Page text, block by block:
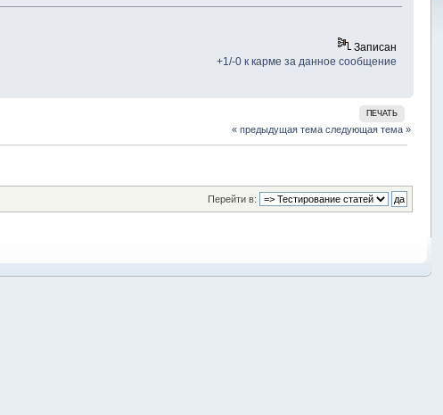
Записан
+1/-0 к карме за данное сообщение
ПЕЧАТЬ
« предыдущая тема следующая тема »
Перейти в: